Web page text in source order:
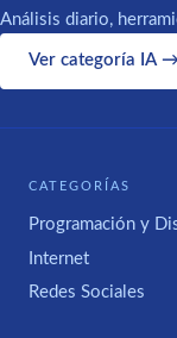
Análisis diario,
Ver categoría IA →
CATEGORÍAS
Programación y
Internet
Redes Sociales